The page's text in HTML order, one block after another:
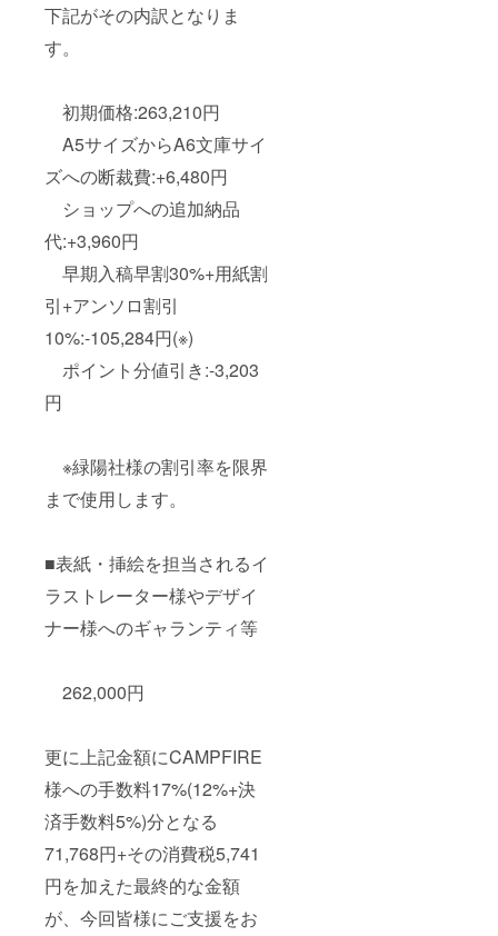
下記がその内訳となりま
す。
初期価格:263,210円
A5サイズからA6文庫サイ
ズへの断裁費:+6,480円
ショップへの追加納品
代:+3,960円
早期入稿早割30%+用紙割
引+アンソロ割引
10%:-105,284円(※)
ポイント分値引き:-3,203
円
※緑陽社様の割引率を限界
まで使用します。
■表紙・挿絵を担当されるイ
ラストレーター様やデザイ
ナー様へのギャランティ等
262,000円
更に上記金額にCAMPFIRE
様への手数料17%(12%+決
済手数料5%)分となる
71,768円+その消費税5,741
円を加えた最終的な金額
が、今回皆様にご支援をお